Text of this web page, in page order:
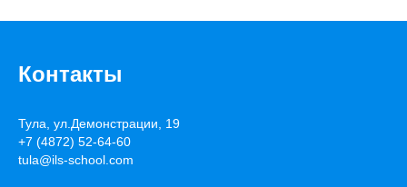
Контакты
Тула, ул.Демонстрации, 19
+7 (4872) 52-64-60
tula@ils-school.com